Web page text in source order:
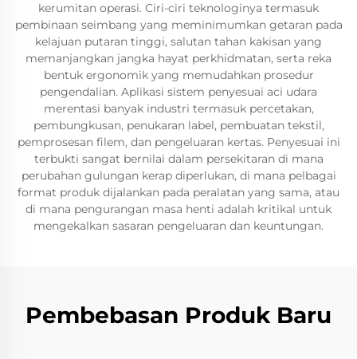
kerumitan operasi. Ciri-ciri teknologinya termasuk
pembinaan seimbang yang meminimumkan getaran pada
kelajuan putaran tinggi, salutan tahan kakisan yang
memanjangkan jangka hayat perkhidmatan, serta reka
bentuk ergonomik yang memudahkan prosedur
pengendalian. Aplikasi sistem penyesuai aci udara
merentasi banyak industri termasuk percetakan,
pembungkusan, penukaran label, pembuatan tekstil,
pemprosesan filem, dan pengeluaran kertas. Penyesuai ini
terbukti sangat bernilai dalam persekitaran di mana
perubahan gulungan kerap diperlukan, di mana pelbagai
format produk dijalankan pada peralatan yang sama, atau
di mana pengurangan masa henti adalah kritikal untuk
mengekalkan sasaran pengeluaran dan keuntungan.
Pembebasan Produk Baru